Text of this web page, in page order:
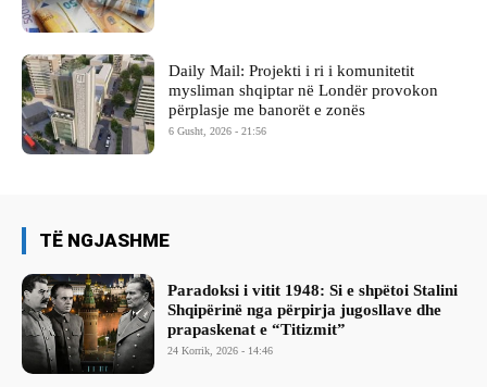
Daily Mail: Projekti i ri i komunitetit
mysliman shqiptar në Londër provokon
përplasje me banorët e zonës
6 Gusht, 2026 - 21:56
TË NGJASHME
Paradoksi i vitit 1948: Si e shpëtoi Stalini
Shqipërinë nga përpirja jugosllave dhe
prapaskenat e “Titizmit”
24 Korrik, 2026 - 14:46